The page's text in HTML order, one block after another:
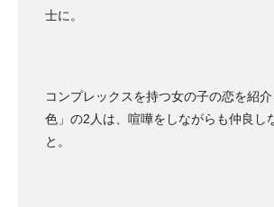
士に。
コンプレックスを持つ女の子の恋を紹
色」の2人は、喧嘩をしながらも仲良し
と。